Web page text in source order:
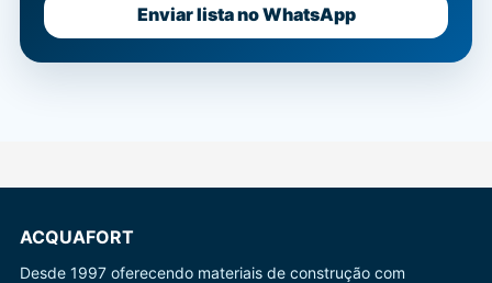
Enviar lista no WhatsApp
ACQUAFORT
Desde 1997 oferecendo materiais de construção com